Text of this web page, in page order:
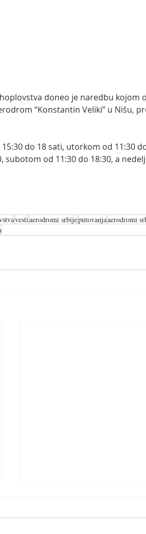
doneo je naredbu kojom
“Konstantin Veliki” u Nišu,
do 18 sati, utorkom od 11:30
subotom od 11:30 do 18:30, a
vestiaerodromi srbijeputovanjaaerodromi